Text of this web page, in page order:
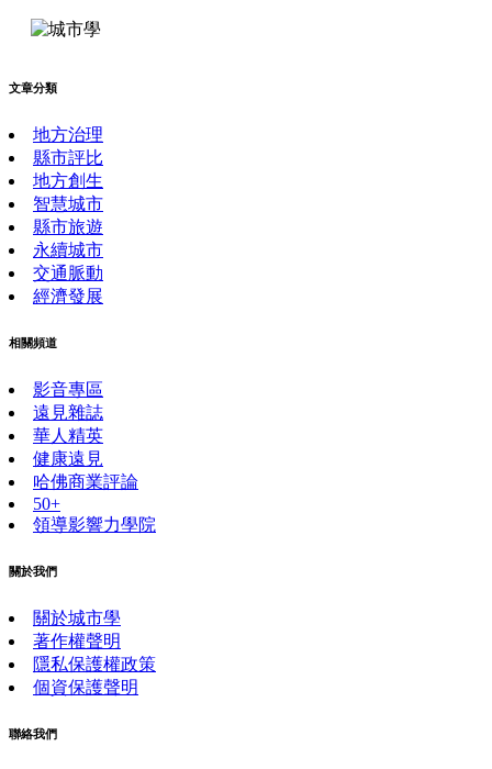
文章分類
地方治理
縣市評比
地方創生
智慧城市
縣市旅遊
永續城市
交通脈動
經濟發展
相關頻道
影音專區
遠見雜誌
華人精英
健康遠見
哈佛商業評論
50+
領導影響力學院
關於我們
關於城市學
著作權聲明
隱私保護權政策
個資保護聲明
聯絡我們